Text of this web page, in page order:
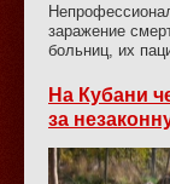
заражение
больниц, их
На Кубани
за